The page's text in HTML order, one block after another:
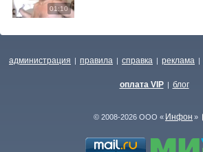
01:10
администрация | правила | справка | реклама |
оплата VIP | блог
© 2008-2026 ООО « Инфон »